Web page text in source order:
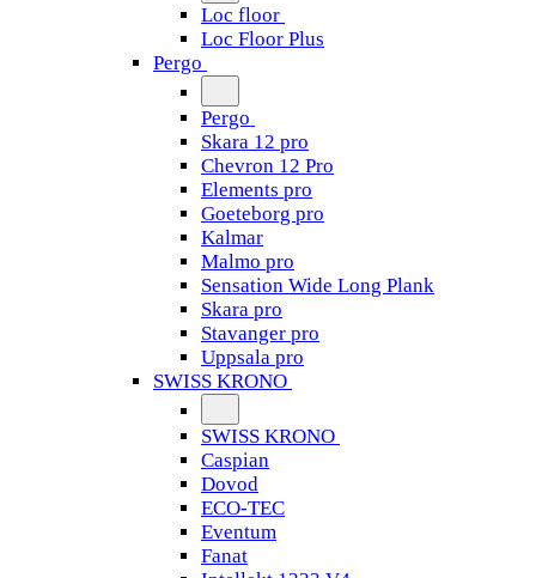
Loc floor
Loc Floor Plus
Pergo
Pergo
Skara 12 pro
Chevron 12 Pro
Elements pro
Goeteborg pro
Kalmar
Malmo pro
Sensation Wide Long Plank
Skara pro
Stavanger pro
Uppsala pro
SWISS KRONO
SWISS KRONO
Caspian
Dovod
ECO-TEC
Eventum
Fanat